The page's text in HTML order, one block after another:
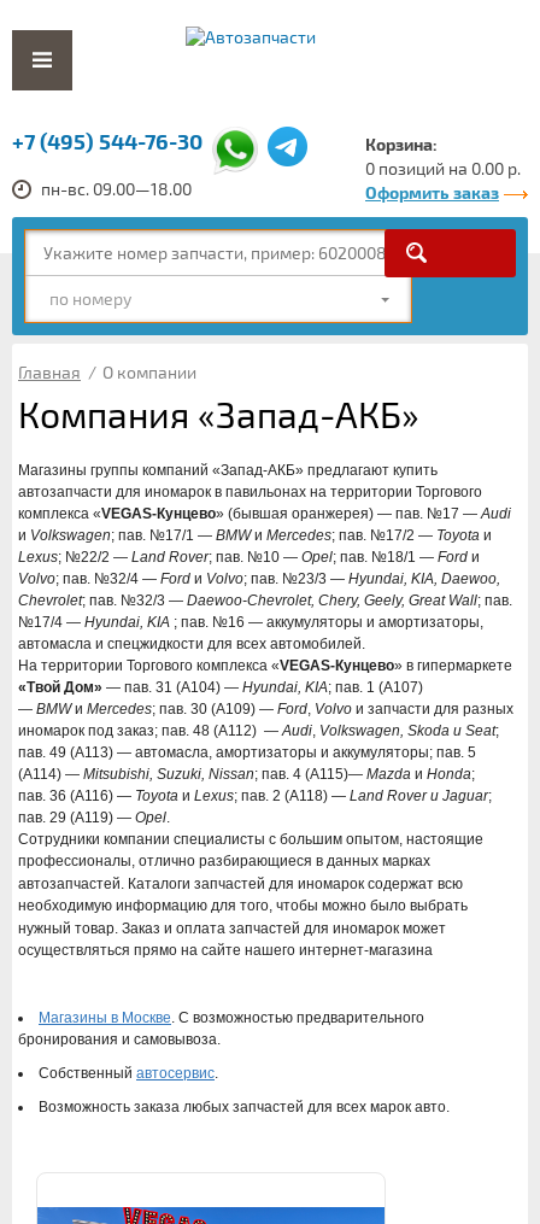
+7 (495) 544-76-30
пн-вс. 09.00—18.00
Корзина:
0 позиций на 0.00 р.
Оформить заказ
по номеру
Главная / О компании
Компания «Запад-АКБ»
Магазины группы компаний «Запад-АКБ» предлагают купить
автозапчасти для иномарок в павильонах на территории Торгового
комплекса «VEGAS-Кунцево» (бывшая оранжерея) — пав. №17 —Audi
и Volkswagen; пав. №17/1 — BMWи Mercedes; пав. №17/2 — Toyota и
Lexus; №22/2 — Land Rover; пав. №10 — Opel; пав. №18/1 — Ford и
Volvo; пав. №32/4 — Ford и Volvo; пав. №23/3 — Hyundai, KIA, Daewoo,
Chevrolet; пав. №32/3 — Daewoo-Chevrolet, Chery, Geely, Great Wall; пав.
№17/4 — Hyundai, KIA ; пав. №16 — аккумуляторы и амортизаторы,
автомасла и спецжидкости для всех автомобилей.
На территории Торгового комплекса «VEGAS-Кунцево» в гипермаркете
«Твой Дом» — пав. 31 (A104) — Hyundai, KIA; пав. 1 (A107)
— BMWи Mercedes; пав. 30 (A109) — Ford, Volvo и запчасти для разных
иномарок под заказ; пав. 48 (A112) —Audi, Volkswagen, Skoda и Seat;
пав. 49 (A113) — автомасла, амортизаторы и аккумуляторы; пав. 5
(A114) — Mitsubishi, Suzuki, Nissan; пав. 4 (А115)— Mazda и Honda;
пав. 36 (А116) — Toyota и Lexus; пав. 2 (А118) — Land Rover и Jaguar;
пав. 29 (A119) — Opel.
Сотрудники компании специалисты с большим опытом, настоящие
профессионалы, отлично разбирающиеся в данных марках
автозапчастей. Каталоги запчастей для иномарок содержат всю
необходимую информацию для того, чтобы можно было выбрать
нужный товар. Заказ и оплата запчастей для иномарок может
осуществляться прямо на сайте нашего интернет-магазина
Магазины в Москве. С возможностью предварительного
бронирования и самовывоза.
Собственный автосервис.
Возможность заказа любых запчастей для всех марок авто.